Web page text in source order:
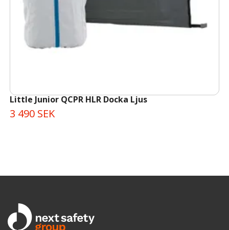
Little Junior QCPR HLR Docka Ljus
3 490 SEK